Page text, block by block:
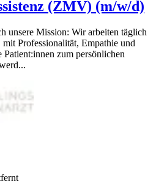
(ZMV) (m/w/d)
unsere Mission: Wir arbeiten täglich
mit Professionalität, Empathie und
Patient:innen zum persönlichen